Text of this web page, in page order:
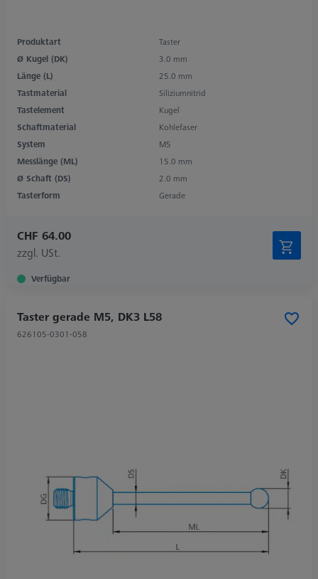
Produktart
Taster
Ø Kugel (DK)
3.0 mm
Länge (L)
25.0 mm
Tastmaterial
Siliziumnitrid
Tastelement
Kugel
Schaftmaterial
Kohlefaser
System
M5
Messlänge (ML)
15.0 mm
Ø Schaft (DS)
2.0 mm
Tasterform
Gerade
CHF 64.00
zzgl. USt.
Verfügbar
Taster gerade M5, DK3 L58
626105-0301-058